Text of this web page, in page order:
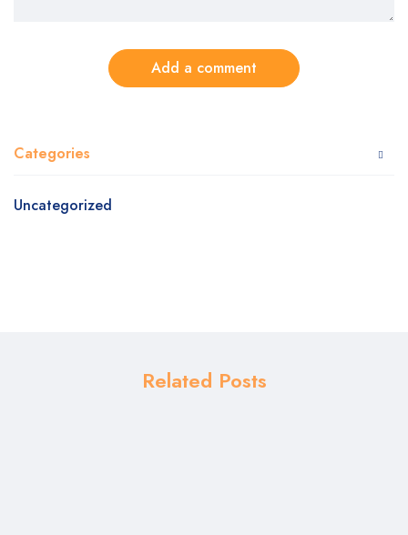
Add a comment
Categories
Uncategorized
Related Posts